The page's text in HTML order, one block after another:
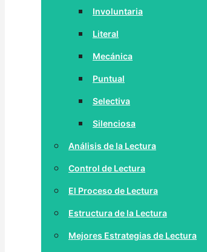
Involuntaria
Literal
Mecánica
Puntual
Selectiva
Silenciosa
Análisis de la Lectura
Control de Lectura
El Proceso de Lectura
Estructura de la Lectura
Mejores Estrategias de Lectura